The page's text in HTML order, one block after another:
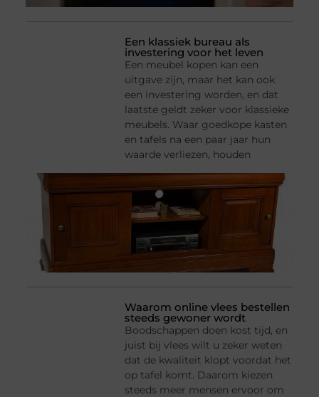
Een klassiek bureau als
investering voor het leven
Een meubel kopen kan een
uitgave zijn, maar het kan ook
een investering worden, en dat
laatste geldt zeker voor klassieke
meubels. Waar goedkope kasten
en tafels na een paar jaar hun
waarde verliezen, houden
Waarom online vlees bestellen
steeds gewoner wordt
Boodschappen doen kost tijd, en
juist bij vlees wilt u zeker weten
dat de kwaliteit klopt voordat het
op tafel komt. Daarom kiezen
steeds meer mensen ervoor om